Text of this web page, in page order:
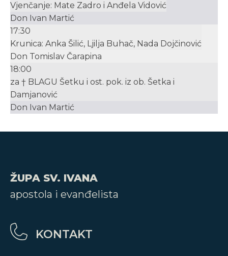
Vjenčanje: Mate Zadro i Anđela Vidović
Don Ivan Martić
17:30
Krunica: Anka Šilić, Ljilja Buhač, Nada Dojčinović
Don Tomislav Čarapina
18:00
za † BLAGU Šetku i ost. pok. iz ob. Šetka i
Damjanović
Don Ivan Martić
ŽUPA SV. IVANA
apostola i evanđelista
KONTAKT